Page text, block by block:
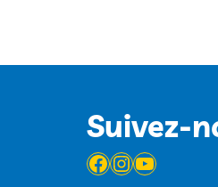
Suivez-
Facebook
Instagram
YouTube